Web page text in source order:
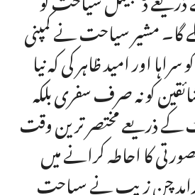
مشیر سیاحت نے کمپنی
اور امید ظاہر کی کہ نیا
کو نہ صرف سفری بلکہ
کے ذریعے مختصر ترین وقت
کا احاطہ کرانے میں
چن زیب نے سیاحت